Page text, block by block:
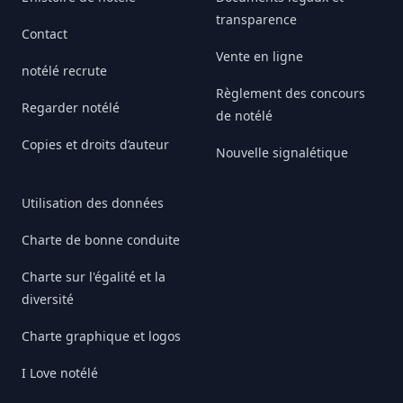
Contact
notélé recrute
Regarder notélé
Copies et droits d’auteur
Utilisation des données
Charte de bonne conduite
Charte sur l'égalité et la
diversité
Charte graphique et logos
I Love notélé
transparence
Vente en ligne
Règlement des concours
de notélé
Nouvelle signalétique